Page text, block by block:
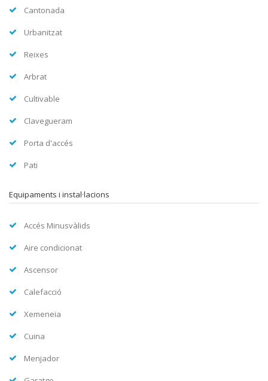
Cantonada
Urbanitzat
Reixes
Arbrat
Cultivable
Clavegueram
Porta d'accés
Pati
Equipaments i instal·lacions
Accés Minusvàlids
Aire condicionat
Ascensor
Calefacció
Xemeneia
Cuina
Menjador